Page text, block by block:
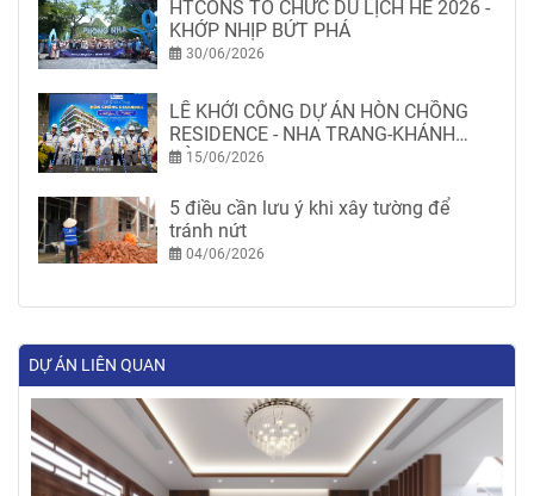
HTCONS TỔ CHỨC DU LỊCH HÈ 2026 -
KHỚP NHỊP BỨT PHÁ
30/06/2026
LỄ KHỞI CÔNG DỰ ÁN HÒN CHỒNG
RESIDENCE - NHA TRANG-KHÁNH
HÒA15/06/2026
5 điều cần lưu ý khi xây tường để
tránh nứt
04/06/2026
DỰ ÁN LIÊN QUAN